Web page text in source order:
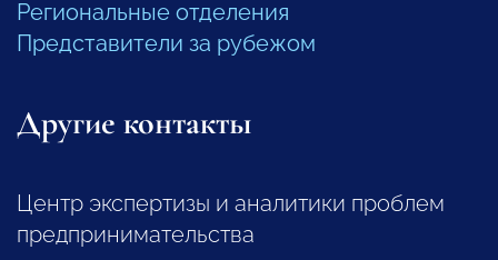
Региональные отделения
Представители за рубежом
Другие контакты
Центр экспертизы и аналитики проблем
предпринимательства